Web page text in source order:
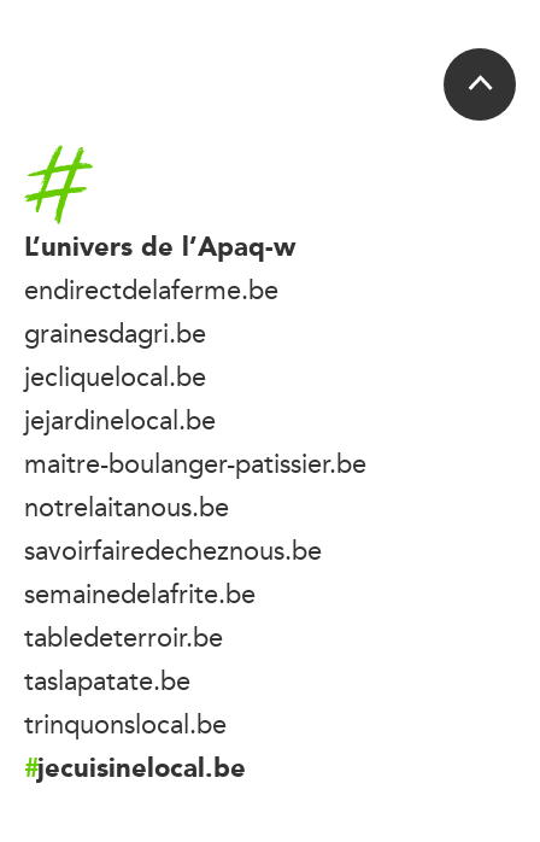
Accueil
L’univers de l’Apaq-w
endirectdelaferme.be
grainesdagri.be
jecliquelocal.be
jejardinelocal.be
maitre-boulanger-patissier.be
notrelaitanous.be
savoirfairedecheznous.be
semainedelafrite.be
tabledeterroir.be
taslapatate.be
trinquonslocal.be
jecuisinelocal.be